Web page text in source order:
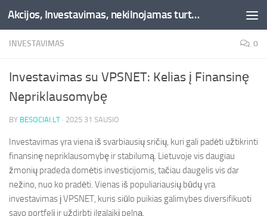
Skip to content Akcijos, Investavimas, nekilnojamas turtas, kriptovaliutos - Besociai.lt
INVESTAVIMAS 0
Investavimas su VPSNET: Kelias į Finansinę
Nepriklausomybę
BY BESOCIAI.LT · 2025 31 SAUSIO
Investavimas yra viena iš svarbiausių sričių, kuri gali padėti užtikrinti
finansinę nepriklausomybę ir stabilumą. Lietuvoje vis daugiau
žmonių pradeda domėtis investicijomis, tačiau daugelis vis dar
nežino, nuo ko pradėti. Vienas iš populiariausių būdų yra
investavimas į VPSNET, kuris siūlo puikias galimybes diversifikuoti
savo portfelį ir uždirbti ilgalaikį pelną.